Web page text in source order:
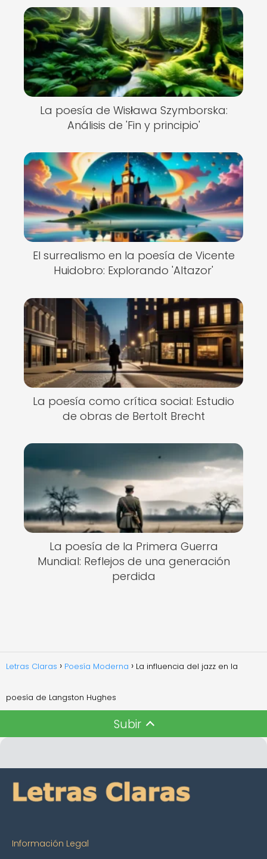
La poesía de Wisława Szymborska:
Análisis de 'Fin y principio'
El surrealismo en la poesía de Vicente
Huidobro: Explorando 'Altazor'
La poesía como crítica social: Estudio
de obras de Bertolt Brecht
La poesía de la Primera Guerra
Mundial: Reflejos de una generación
perdida
Letras Claras Poesía Moderna La influencia del jazz en la
poesía de Langston Hughes
Subir
Información Legal